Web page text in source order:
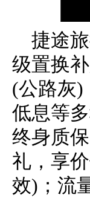
捷途
级置换
(公路灰)
低息等
终身质
礼，享
效)；流